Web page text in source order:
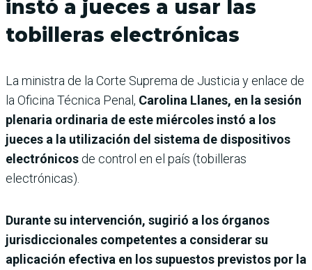
instó a jueces a usar las
tobilleras electrónicas
La ministra de la Corte Suprema de Justicia y enlace de
la Oficina Técnica Penal, Carolina Llanes, en la sesión
plenaria ordinaria de este miércoles instó a los
jueces a la utilización del sistema de dispositivos
electrónicos de control en el país (tobilleras
electrónicas).
Durante su intervención, sugirió a los órganos
jurisdiccionales competentes a considerar su
aplicación efectiva en los supuestos previstos por la